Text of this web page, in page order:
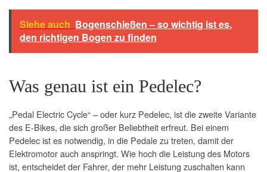
Siehe auch Bogenschießen – so wichtig ist es,
den richtigen Bogen zu finden
Was genau ist ein Pedelec?
„Pedal Electric Cycle“ – oder kurz Pedelec, ist die zweite Variante
des E-Bikes, die sich großer Beliebtheit erfreut. Bei einem
Pedelec ist es notwendig, in die Pedale zu treten, damit der
Elektromotor auch anspringt. Wie hoch die Leistung des Motors
ist, entscheidet der Fahrer, der mehr Leistung zuschalten kann